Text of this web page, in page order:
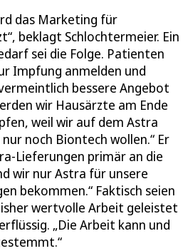
das Marketing für
beklagt Schlochtermeier. Ein
sei die Folge. Patienten
Impfung anmelden und
bessere Angebot
wir Hausärzte am Ende
weil wir auf dem Astra
noch Biontech wollen.“ Er
Lieferungen primär an die
wir nur Astra für unsere
bekommen.“ Faktisch seien
wertvolle Arbeit geleistet
„Die Arbeit kann und